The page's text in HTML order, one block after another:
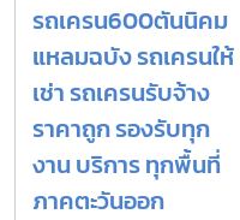
รถเครน600ตันนิคม
แหลมฉบัง รถเครนให้
เช่า รถเครนรับจ้าง
ราคาถูก รองรับทุก
งาน บริการ ทุกพื้นที่
ภาคตะวันออก